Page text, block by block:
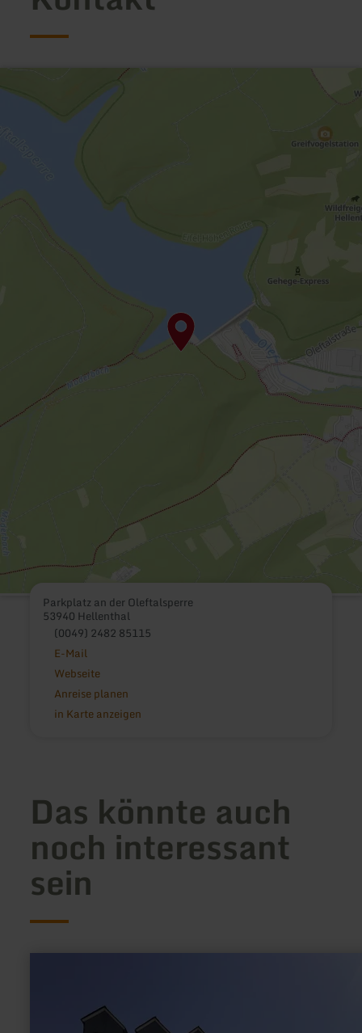
Parkplatz an der Oleftalsperre
53940 Hellenthal
(0049) 2482 85115
E-Mail
Webseite
Anreise planen
in Karte anzeigen
Das könnte auch
noch interessant
sein
Ladestation